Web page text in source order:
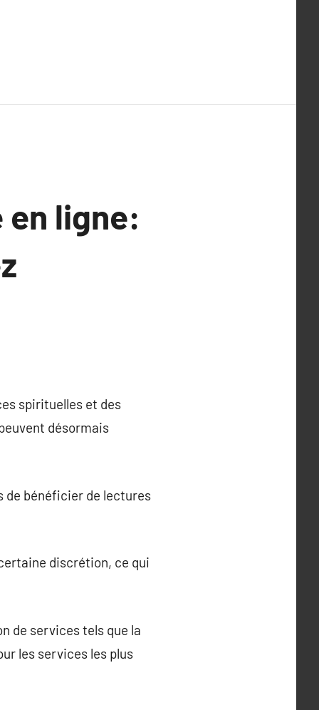
ligne:
spirituelles et des
désormais
de bénéficier de lectures
discrétion, ce qui
de services tels que la
les services les plus